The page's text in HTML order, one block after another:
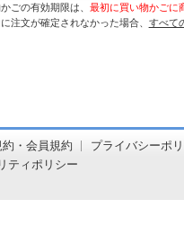
ごの有効期限は、 最初に買い物かごに
注文が確定されなかった場合、 すべて
・会員規約 プライバシーポ
ティポリシー